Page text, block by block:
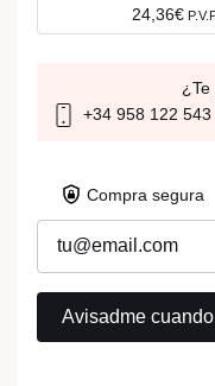
24,36€
+34 958 122 543
Compra segura